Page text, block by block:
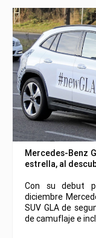
Mercedes-Benz
estrella, al
Con su debut
diciembre
SUV GLA de
de camuflaje e